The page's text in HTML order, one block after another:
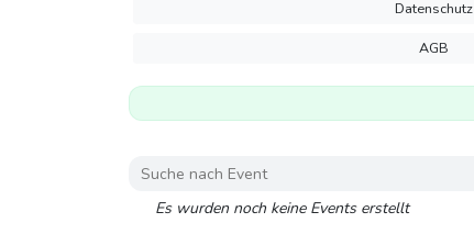
Datenschutz
AGB
Es wurden noch keine Events erstellt